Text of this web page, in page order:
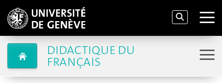
DIDACTIQUE DU
FRANÇAIS